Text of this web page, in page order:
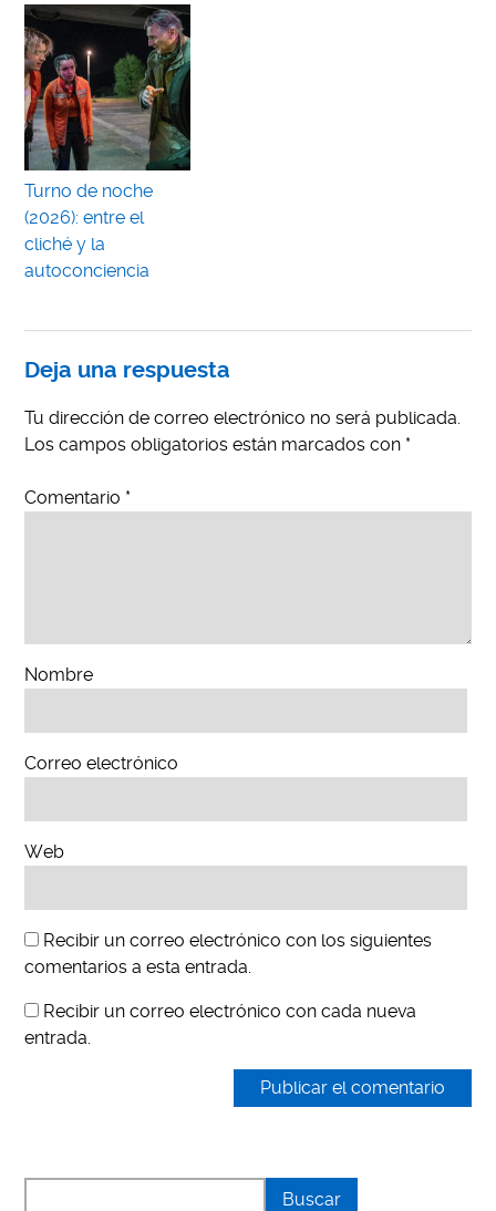
Turno de noche
(2026): entre el
cliché y la
autoconciencia
Deja una respuesta
Tu dirección de correo electrónico no será publicada.
Los campos obligatorios están marcados con *
Comentario *
Nombre
Correo electrónico
Web
Recibir un correo electrónico con los siguientes
comentarios a esta entrada.
Recibir un correo electrónico con cada nueva
entrada.